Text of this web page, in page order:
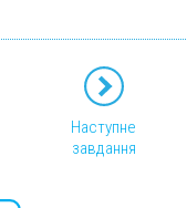
Наступне
завдання